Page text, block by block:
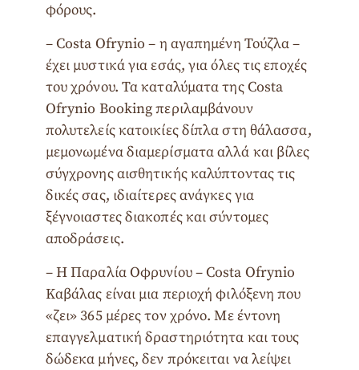
φόρους.
– Costa Ofrynio – η αγαπημένη Τούζλα –
έχει μυστικά για εσάς, για όλες τις εποχές
του χρόνου. Τα καταλύματα της Costa
Ofrynio Booking περιλαμβάνουν
πολυτελείς κατοικίες δίπλα στη θάλασσα,
μεμονωμένα διαμερίσματα αλλά και βίλες
σύγχρονης αισθητικής καλύπτοντας τις
δικές σας, ιδιαίτερες ανάγκες για
ξέγνοιαστες διακοπές και σύντομες
αποδράσεις.
– Η Παραλία Οφρυνίου – Costa Ofrynio
Καβάλας είναι μια περιοχή φιλόξενη που
«ζει» 365 μέρες τον χρόνο. Με έντονη
επαγγελματική δραστηριότητα και τους
δώδεκα μήνες, δεν πρόκειται να λείψει